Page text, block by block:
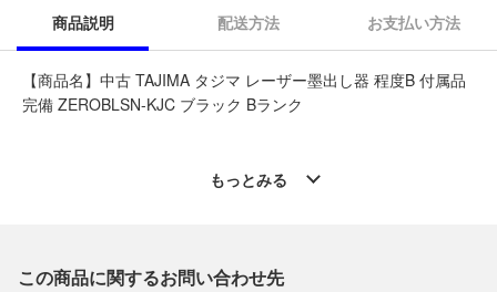
商品説明 配送方法 お支払い方法
【商品名】中古 TAJIMA タジマ レーザー墨出し器 程度B 付属品
完備 ZEROBLSN-KJC ブラック Bランク
北32条店 」からの出品です。
※「なんでもリサイクルビッグバン 公式オンラインストアの出
もっとみる
この商品に関するお問い合わせ先